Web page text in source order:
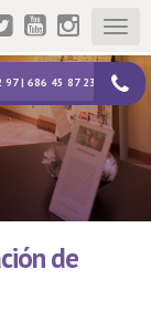
97 | 686 45 87 23
de